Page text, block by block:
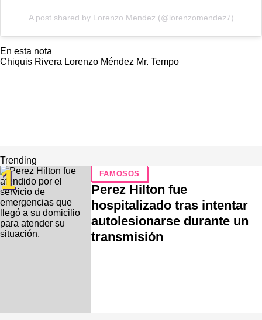
A post shared by Lorenzo Mendez (@lorenzomendez7)
En esta nota
Chiquis Rivera Lorenzo Méndez Mr. Tempo
Trending
1 FAMOSOS
Perez Hilton fue
hospitalizado tras intentar
autolesionarse durante un
transmisión